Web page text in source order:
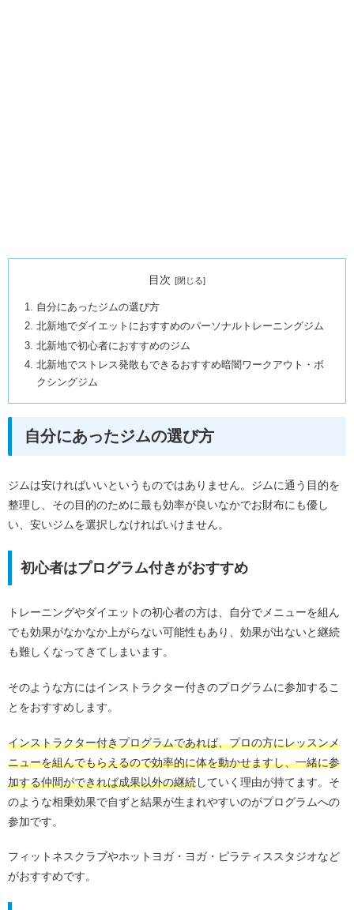
目次
自分にあったジムの選び方
北新地でダイエットにおすすめのパーソナルトレーニングジム
北新地で初心者におすすめのジム
北新地でストレス発散もできるおすすめ暗闇ワークアウト・ボ
クシングジム
自分にあったジムの選び方
ジムは安ければいいというものではありません。ジムに通う目的を
整理し、その目的のために最も効率が良いなかでお財布にも優し
い、安いジムを選択しなければいけません。
初心者はプログラム付きがおすすめ
トレーニングやダイエットの初心者の方は、自分でメニューを組ん
でも効果がなかなか上がらない可能性もあり、効果が出ないと継続
も難しくなってきてしまいます。
そのような方にはインストラクター付きのプログラムに参加するこ
とをおすすめします。
インストラクター付きプログラムであれば、プロの方にレッスンメ
ニューを組んでもらえるので効率的に体を動かせますし、一緒に参
加する仲間ができれば成果以外の継続していく理由が持てます。そ
のような相乗効果で自ずと結果が生まれやすいのがプログラムへの
参加です。
フィットネスクラブやホットヨガ・ヨガ・ピラティススタジオなど
がおすすめです。